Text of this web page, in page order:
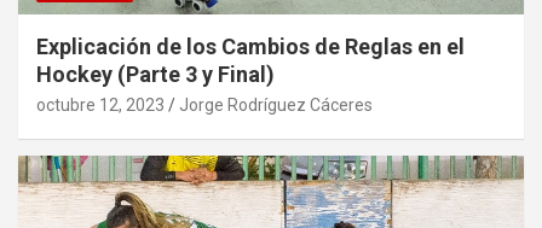
Explicación de los Cambios de Reglas en el
Hockey (Parte 3 y Final)
octubre 12, 2023 Jorge Rodríguez Cáceres